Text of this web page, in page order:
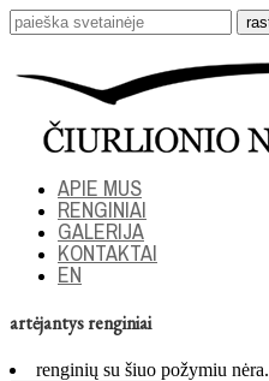
APIE MUS
RENGINIAI
GALERIJA
KONTAKTAI
EN
artėjantys renginiai
renginių su šiuo požymiu nėra.